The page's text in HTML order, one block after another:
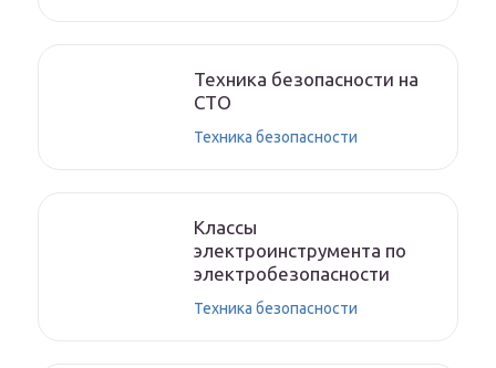
Техника безопасности на
СТО
Техника безопасности
Классы
электроинструмента по
электробезопасности
Техника безопасности